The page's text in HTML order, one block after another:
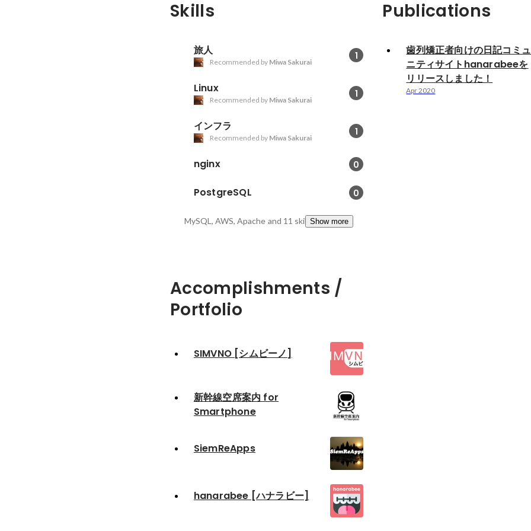
Skills
旅人 1
Recommended by Miwa Sakurai
Linux 1
Recommended by Miwa Sakurai
インフラ 1
Recommended by Miwa Sakurai
nginx 0
PostgreSQL 0
MySQL, AWS, Apache and 11 skillsShow more
Publications
歯列矯正者向けの日記コミュ
ニティサイトhanarabeeを
リリースしました！
Apr 2020
Accomplishments /
Portfolio
SIMVNO [シムビーノ]
新幹線空席案内 for
Smartphone
SiemReApps
hanarabee [ハナラビー]